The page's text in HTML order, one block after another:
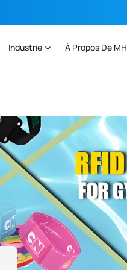
Industrie À Propos De MH